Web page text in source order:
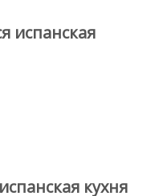
испанская
кухня